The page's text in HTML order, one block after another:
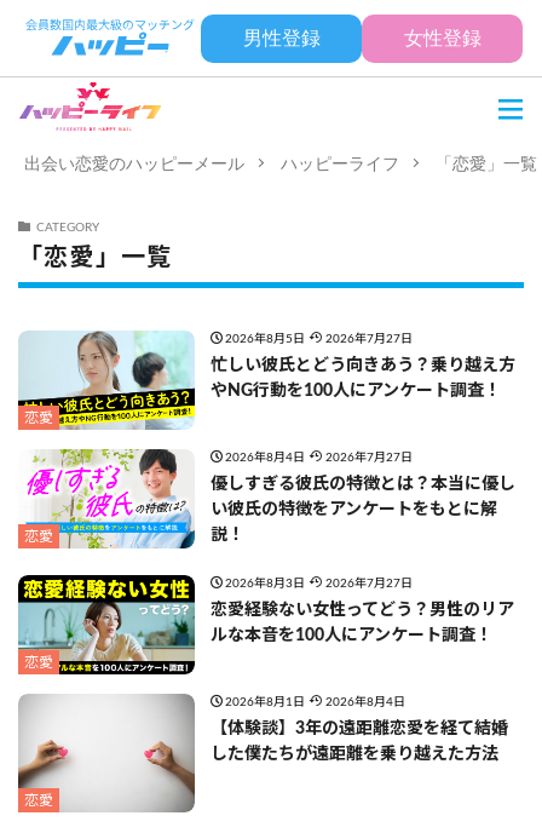
男性登録 女性登録
出会い恋愛のハッピーメール ハッピーライフ 「恋愛」一覧
CATEGORY
「恋愛」一覧
恋愛
2026年8月5日 2026年7月27日
忙しい彼氏とどう向きあう？乗り越え方
やNG行動を100人にアンケート調査！
恋愛
2026年8月4日 2026年7月27日
優しすぎる彼氏の特徴とは？本当に優し
い彼氏の特徴をアンケートをもとに解
説！
恋愛
2026年8月3日 2026年7月27日
恋愛経験ない女性ってどう？男性のリア
ルな本音を100人にアンケート調査！
恋愛
2026年8月1日 2026年8月4日
【体験談】3年の遠距離恋愛を経て結婚
した僕たちが遠距離を乗り越えた方法